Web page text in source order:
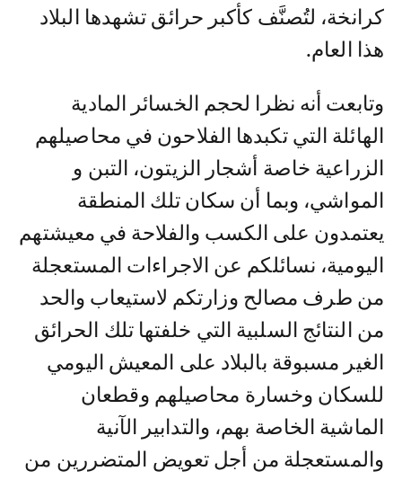
كرانخة، لتُصنَّف كأكبر حرائق تشهدها البلاد
هذا العام.
وتابعت أنه نظرا لحجم الخسائر المادية
الهائلة التي تكبدها الفلاحون في محاصيلهم
الزراعية خاصة أشجار الزيتون، التبن و
المواشي، وبما أن سكان تلك المنطقة
يعتمدون على الكسب والفلاحة في معيشتهم
اليومية، نسائلكم عن الاجراءات المستعجلة
من طرف مصالح وزارتكم لاستيعاب والحد
من النتائج السلبية التي خلفتها تلك الحرائق
الغير مسبوقة بالبلاد على المعيش اليومي
للسكان وخسارة محاصيلهم وقطعان
الماشية الخاصة بهم، والتدابير الآنية
والمستعجلة من أجل تعويض المتضررين من